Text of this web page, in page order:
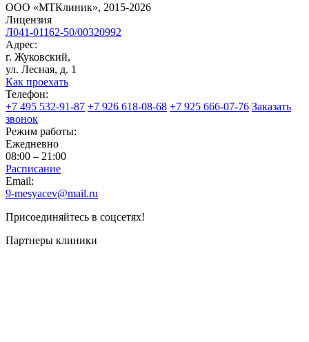
ООО «МТКлиник», 2015-2026
Лицензия
Л041-01162-50/00320992
Адрес:
г. Жуковский,
ул. Лесная, д. 1
Как проехать
Телефон:
+7 495 532-91-87 +7 926 618-08-68 +7 925 666-07-76 Заказать
звонок
Режим работы:
Ежедневно
08:00 – 21:00
Расписание
Email:
9-mesyacev@mail.ru
Присоединяйтесь в соцсетях!
Партнеры клиники